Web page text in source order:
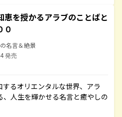
恵を授かるアラブのことばと
０
名言＆絶景
発売
るオリエンタルな世界、アラ
人生を輝かせる名言と癒やしの